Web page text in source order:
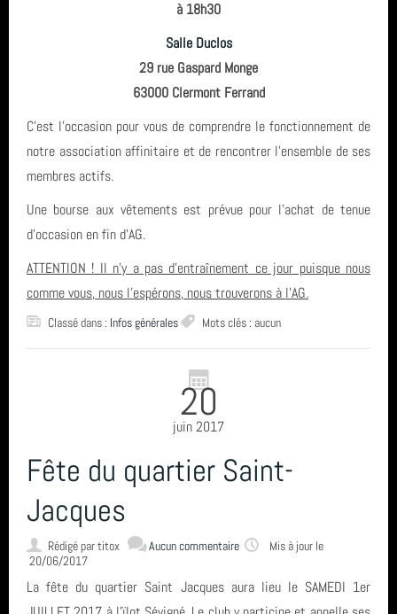
avril 2026 (1)
septembre 2025 (1)
août 2025 (1)
année 2024 (4)
année 2022 (6)
année 2021 (6)
année 2020 (14)
année 2019 (3)
année 2018 (5)
total (52)
Fil des articles
Fil des commentaires
à 18h30
Salle Duclos
29 rue Gaspard Monge
63000 Clermont Ferrand
C'est l'occasion pour vous de comprendre le fonctionnement de
notre association affinitaire et de rencontrer l'ensemble de ses
membres actifs.
Une bourse aux vêtements est prévue pour l'achat de tenue
d'occasion en fin d'AG.
ATTENTION ! Il n'y a pas d'entraînement ce jour puisque nous
comme vous, nous l'espérons, nous trouverons à l'AG.
Classé dans : Infos générales Mots clés : aucun
20
juin 2017
Fête du quartier Saint-
Jacques
Rédigé partitox Aucun commentaire
Mis à jour le
20/06/2017
La fête du quartier Saint Jacques aura lieu le SAMEDI 1er